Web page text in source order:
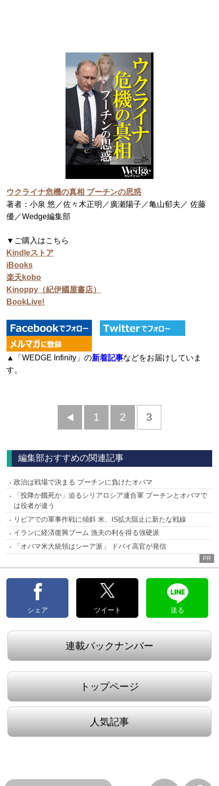
ウクライナ危機の真相 プーチンの思惑
著者：小泉 悠／佐々木正明／廣瀬陽子／亀山郁夫／ 佐藤
優／Wedge編集部
▼ご購入はこちら
Kindleストア
iBooks
楽天kobo
Kinoppy（紀伊國屋書店）
BookLive!
▲「WEDGE Infinity」の新着記事などをお届けしていま
す。
前
1 2 3
編集部おすすめの関連記事
政治は戦場で決まる プーチンに負けたオバマ
「投降か餓死か」迫るシリアロシア連合軍 プーチンとオバマで
は役者が違う
リビアでの軍事作戦に傾斜 米、IS拡大阻止に新たな戦線
イランに経済復興ブーム 漁夫の利を得る強硬派
「オバマ米大統領はシーア派」 ドバイ高官が発信
PR
シェア ツイート 送る
連載バックナンバー
トップページ
人気記事